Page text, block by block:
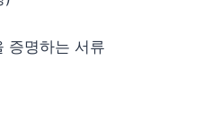
증명하는 서류